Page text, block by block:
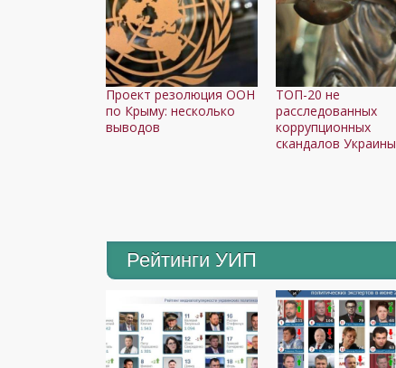
Проект резолюция ООН
по Крыму: несколько
выводов
ТОП-20 не
расследованных
коррупционных
скандалов Украины
Рейтинги УИП